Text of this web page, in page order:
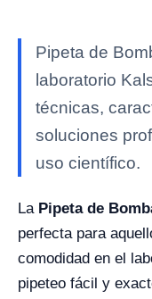
Pipeta de
laboratorio
técnicas,
soluciones
uso científico.
La Pipeta de
perfecta para
comodidad en el
pipeteo fácil y